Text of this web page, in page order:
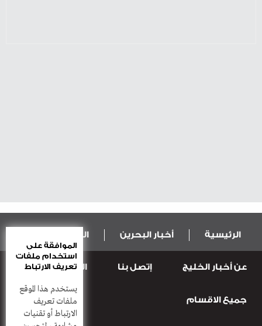
الرئيسية أخبار البحرين المال و الاقتصاد
عربية ودولية الرياضة
قضـايــا وحـــوادث أعمدة
عن أخبار الخليج إتصل بنا المطبعة
جميع الاقسام
الموافقة على
استخدام ملفات
تعريف الارتباط
يستخدم هذا الموقع
ملفات تعريف
الارتباط أو تقنيات